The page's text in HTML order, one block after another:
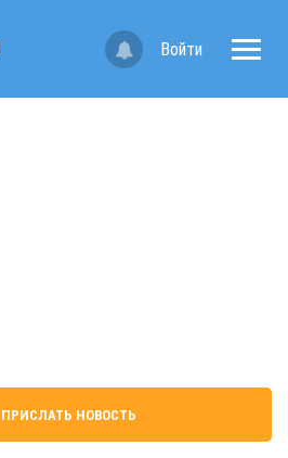
Войти
ПРИСЛАТЬ НОВОСТЬ